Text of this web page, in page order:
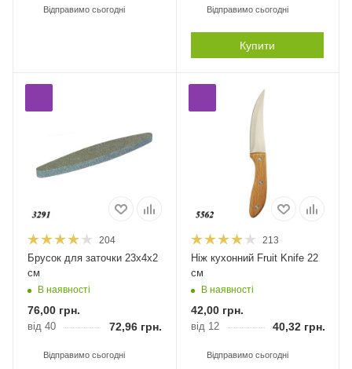
Відправимо сьогодні Відправимо сьогодні
Купити
204
Брусок для заточки 23х4х2
см
В наявності
76,00 грн.
від 40 72,96 грн.
Відправимо сьогодні
213
Ніж кухонний Fruit Knife 22
см
В наявності
42,00грн.
від 12 40,32грн.
Відправимо сьогодні